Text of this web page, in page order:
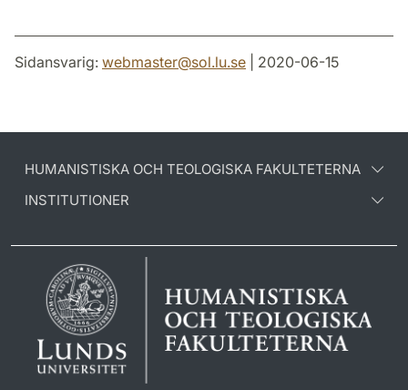
Sidansvarig: webmaster@sol.lu.se | 2020-06-15
HUMANISTISKA OCH TEOLOGISKA FAKULTETERNA
INSTITUTIONER